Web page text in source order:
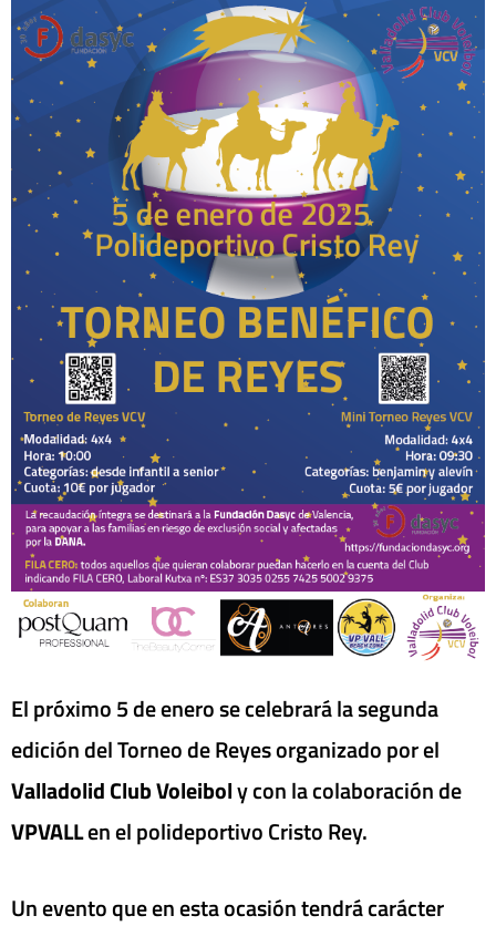
El próximo 5 de enero se celebrará la segunda
edición del Torneo de Reyes organizado por el
Valladolid Club Voleiboly con la colaboración de
VPVALLen el polideportivo Cristo Rey.
Un evento que en esta ocasión tendrá carácter